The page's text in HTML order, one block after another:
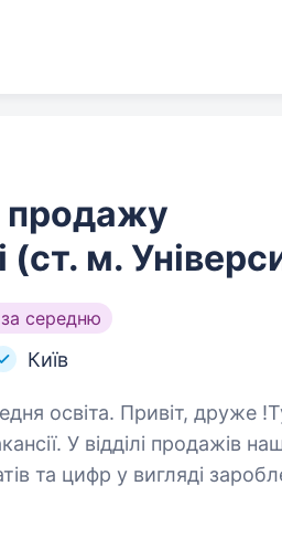
(ст. м.
середню
Київ
!Тут не буде мильного
У відділі продажів
та цифр у вигляді